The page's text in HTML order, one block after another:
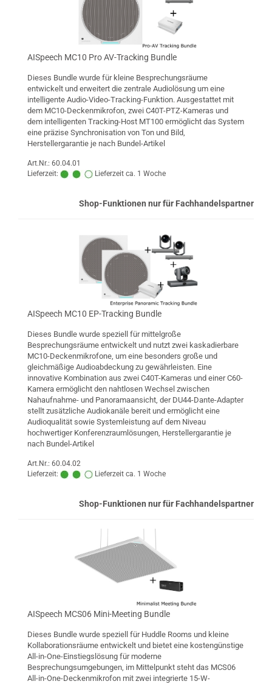
AISpeech MC10 Pro AV-Tracking Bundle
Dieses Bundle wurde für kleine Besprechungsräume
entwickelt und erweitert die zentrale Audiolösung um eine
intelligente Audio-Video-Tracking-Funktion. Ausgestattet mit
dem MC10-Deckenmikrofon, zwei C40T-PTZ-Kameras und
dem intelligenten Tracking-Host MT100 ermöglicht das System
eine präzise Synchronisation von Ton und Bild,
Herstellergarantie je nach Bundel-Artikel
Art.Nr.: 60.04.01
Lieferzeit:
Lieferzeit ca. 1 Woche
Shop-Funktionen nur für Fachhandelspartner
AISpeech MC10 EP-Tracking Bundle
Dieses Bundle wurde speziell für mittelgroße
Besprechungsräume entwickelt und nutzt zwei kaskadierbare
MC10-Deckenmikrofone, um eine besonders große und
gleichmäßige Audioabdeckung zu gewährleisten. Eine
innovative Kombination aus zwei C40T-Kameras und einer C60-
Kamera ermöglicht den nahtlosen Wechsel zwischen
Nahaufnahme- und Panoramaansicht, der DU44-Dante-Adapter
stellt zusätzliche Audiokanäle bereit und ermöglicht eine
Audioqualität sowie Systemleistung auf dem Niveau
hochwertiger Konferenzraumlösungen, Herstellergarantie je
nach Bundel-Artikel
Art.Nr.: 60.04.02
Lieferzeit:
Lieferzeit ca. 1 Woche
Shop-Funktionen nur für Fachhandelspartner
AISpeech MCS06 Mini-Meeting Bundle
Dieses Bundle wurde speziell für Huddle Rooms und kleine
Kollaborationsräume entwickelt und bietet eine kostengünstige
All-in-One-Einstiegslösung für moderne
Besprechungsumgebungen, im Mittelpunkt steht das MCS06
All-in-One-Deckenmikrofon mit zwei integrierte 15-W-